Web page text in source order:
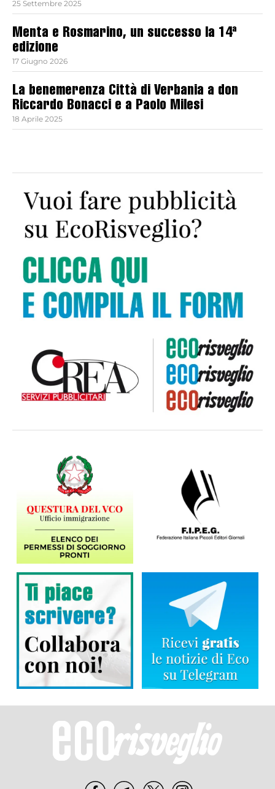
25 Settembre 2025
Menta e Rosmarino, un successo la 14ª
edizione
17 Giugno 2026
La benemerenza Città di Verbania a don
Riccardo Bonacci e a Paolo Milesi
18 Aprile 2025